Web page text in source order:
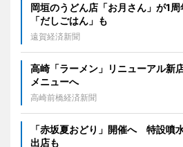
岡垣のうどん店「お月さん」が1
「だしごはん」も
遠賀経済新聞
高崎「ラーメン」リニューアル
メニューへ
高崎前橋経済新聞
「赤坂夏おどり」開催へ 特設噴
出店も